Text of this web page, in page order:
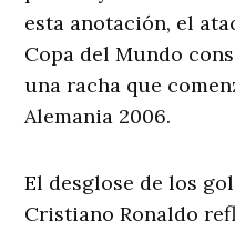
esta anotación, el
Copa del Mundo
una racha que
Alemania 2006.
El desglose de los
Cristiano Ronaldo